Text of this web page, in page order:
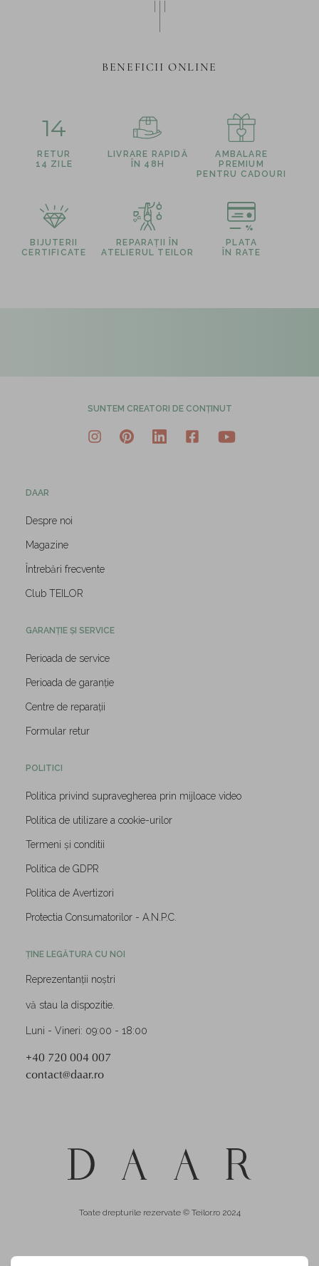
BENEFICII ONLINE
14
RETUR
14 ZILE
LIVRARE RAPIDĂ
ÎN 48H
AMBALARE
PREMIUM
PENTRU CADOURI
BIJUTERII
CERTIFICATE
REPARAȚII ÎN
ATELIERUL TEILOR
PLATA
ÎN RATE
SUNTEM CREATORI DE CONȚINUT
DAAR
Despre noi
Magazine
Întrebări frecvente
Club TEILOR
GARANȚIE ȘI SERVICE
Perioada de service
Perioada de garanție
Centre de reparații
Formular retur
POLITICI
Politica privind supravegherea prin mijloace video
Politica de utilizare a cookie-urilor
Termeni și conditii
Politica de GDPR
Politica de Avertizori
Protectia Consumatorilor - A.N.P.C.
ȚINE LEGĂTURA CU NOI
Reprezentanții noștri
vă stau la dispozitie.
Luni - Vineri: 09:00 - 18:00
+40 720 004 007
contact@daar.ro
Toate drepturile rezervate © Teilor.ro 2024